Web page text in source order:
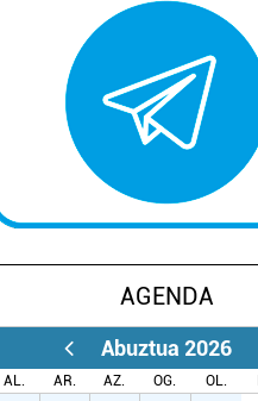
AGENDA
Abuztua 2026
AL. AR. AZ. OG. OL.